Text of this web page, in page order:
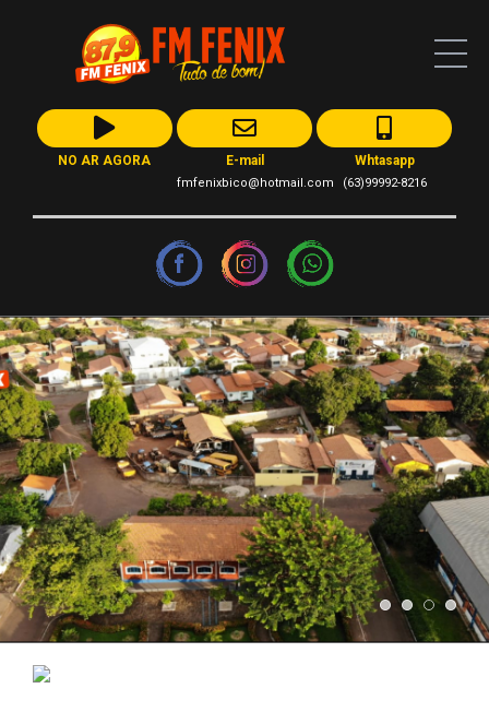
NO AR AGORA E-mail
fmfenixbico@hotmail.com
Whtasapp
(63)99992-8216